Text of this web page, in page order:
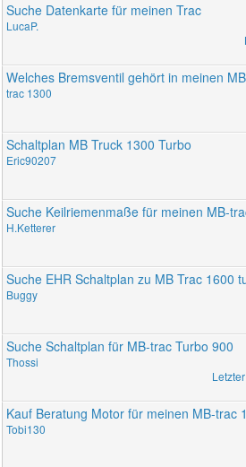
Suche Datenkarte für meinen Trac
LucaP.
Welches Bremsventil gehört in meinen
trac 1300
Schaltplan MB Truck 1300 Turbo
Eric90207
Suche Keilriemenmaße für meinen MB-
H.Ketterer
Suche EHR Schaltplan zu MB Trac 1600
Buggy
Suche Schaltplan für MB-trac Turbo 900
Thossi
Kauf Beratung Motor für meinen MB-trac
Tobi130